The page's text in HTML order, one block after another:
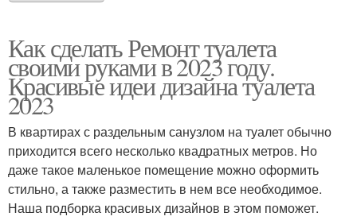
Как сделать Ремонт туалета
своими руками в 2023 году.
Красивые идеи дизайна туалета
2023
В квартирах с раздельным санузлом на туалет обычно
приходится всего несколько квадратных метров. Но
даже такое маленькое помещение можно оформить
стильно, а также разместить в нем все необходимое.
Наша подборка красивых дизайнов в этом поможет.